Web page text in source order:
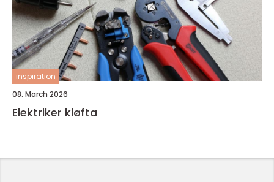
inspiration
08. March 2026
Elektriker kløfta